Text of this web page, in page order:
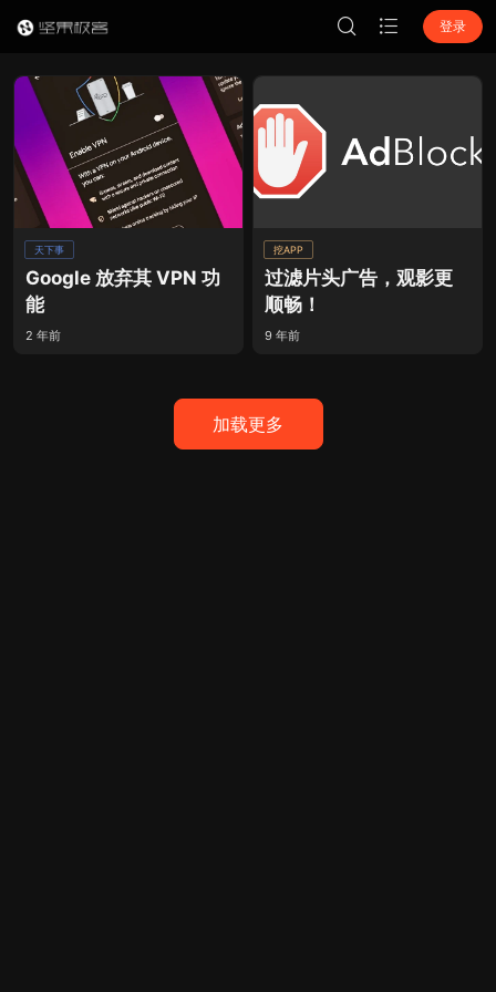
登录
天下事
Google 放弃其 VPN 功
能
2 年前
挖APP
过滤片头广告，观影更
顺畅！
9 年前
加载更多